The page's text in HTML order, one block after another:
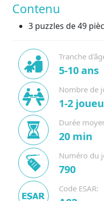
Contenu
3 puzzles de 49
Tranche
5-10 ans
Nombre de
1-2
Durée
20 min
Numéro du
790
Code ESAR: